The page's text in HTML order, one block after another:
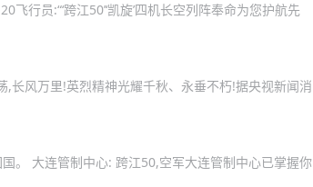
行员:“‘跨江50’‘凯旋’四机长空列阵奉命为您护航先
长风万里!英烈精神光耀千秋、永垂不朽!据央视新闻消
。 大连管制中心: 跨江50,空军大连管制中心已掌握你